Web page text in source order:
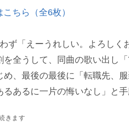
ちら（全6枚）
ず「えーうれしい。よろしく
を全うして、同曲の歌い出し
、最後の最後に「転職先、
あるに一片の悔いなし」と手
きます